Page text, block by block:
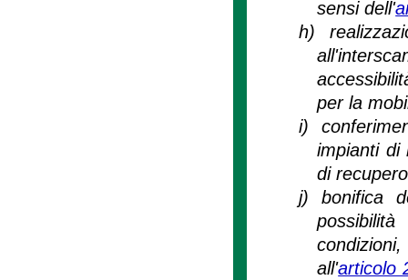
sensi dell'
h)
per la
i)
impianti di
di
j)bonifica
all'articolo